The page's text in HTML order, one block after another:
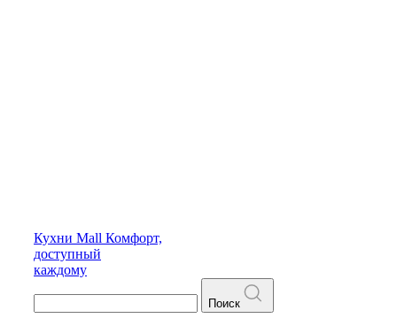
Кухни Mall Комфорт,
доступный
каждому
Поиск